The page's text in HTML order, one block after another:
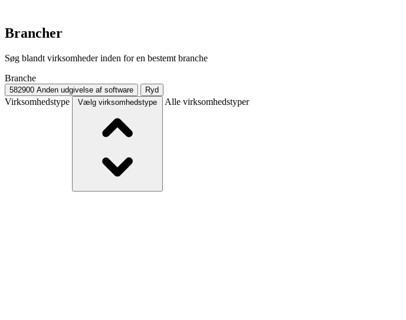
Brancher
Søg blandt virksomheder inden for en bestemt branche
Branche
582900 Anden udgivelse af software Ryd
Virksomhedstype Vælg virksomhedstype Alle virksomhedstyper